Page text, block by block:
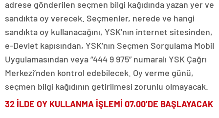
adrese gönderilen seçmen bilgi kağıdında yazan yer ve
sandıkta oy verecek. Seçmenler, nerede ve hangi
sandıkta oy kullanacağını, YSK’nın internet sitesinden,
e-Devlet kapısından, YSK’nın Seçmen Sorgulama Mobil
Uygulamasından veya “444 9 975” numaralı YSK Çağrı
Merkezi’nden kontrol edebilecek. Oy verme günü,
seçmen bilgi kağıdının getirilmesi zorunlu olmayacak.
32 İLDE OY KULLANMA İŞLEMİ 07.00’DE BAŞLAYACAK